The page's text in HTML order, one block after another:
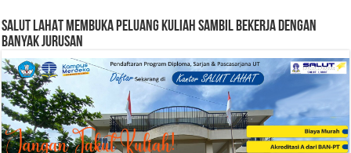
SALUT LAHAT MEMBUKA PELUANG KULIAH SAMBIL BEKERJA DENGAN
BANYAK JURUSAN